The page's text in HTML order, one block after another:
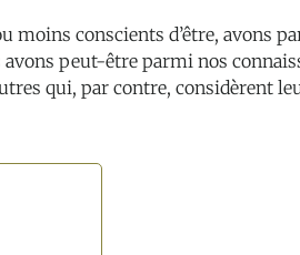
moins conscients d’être, avons
peut-être parmi nos
qui, par contre, considèrent